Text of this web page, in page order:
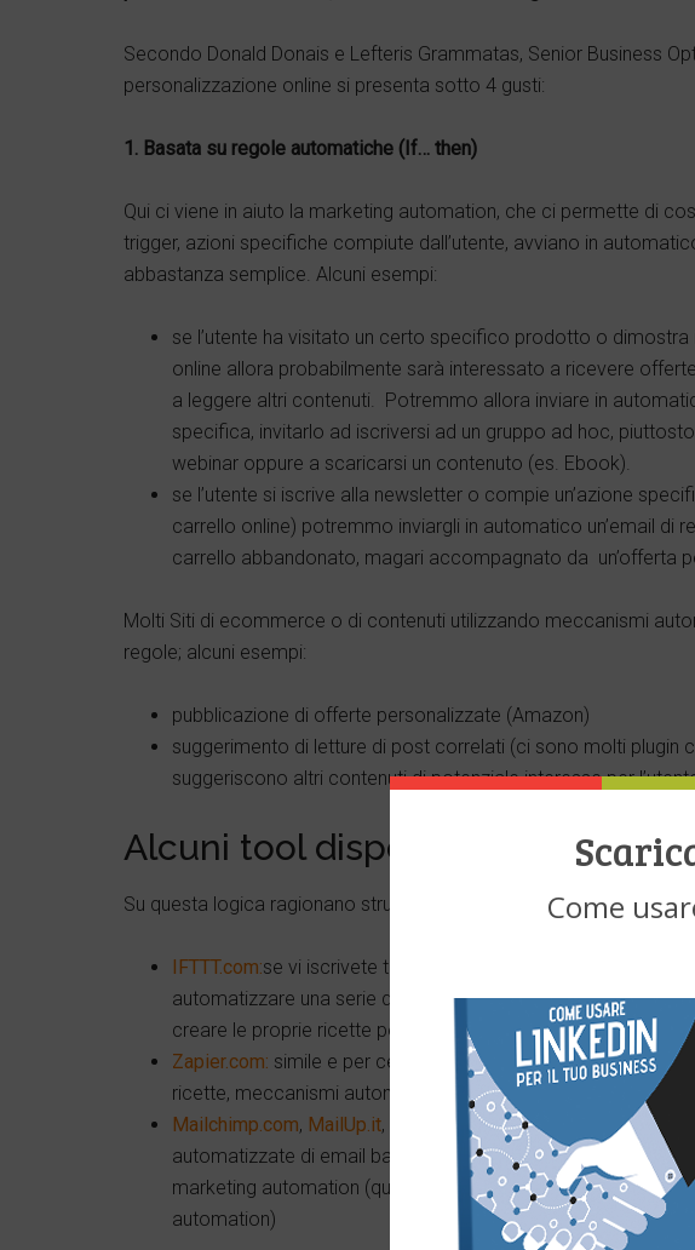
Secondo Donald Donais e Lefteris Grammatas, Senior Business
personalizzazione online si presenta sotto 4 gusti:
1. Basata su regole automatiche (If… then)
Qui ci viene in aiuto la marketing automation, che ci permette di
trigger, azioni specifiche compiute dall’utente, avviano in
abbastanza semplice. Alcuni esempi:
se l’utente ha visitato un certo specifico prodotto o
online allora probabilmente sarà interessato a ricevere
a leggere altri contenuti. Potremmo allora inviare in
specifica, invitarlo ad iscriversi ad un gruppo ad hoc,
webinar oppure a scaricarsi un contenuto (es. Ebook).
se l’utente si iscrive alla newsletter o compie un’azione
carrello online) potremmo inviargli in automatico un’email di
carrello abbandonato, magari accompagnato da un’offerta
Molti Siti di ecommerce o di contenuti utilizzando meccanismi
regole; alcuni esempi:
pubblicazione di offerte personalizzate (Amazon)
suggerimento di letture di post correlati (ci sono molti plugin
suggeriscono altri contenuti di potenziale interesse per
Alcuni tool disponibili
Su questa logica ragionano strumenti come:
IFTTT.com:se vi iscrivete trovate una serie di ricette che vi
automatizzare una serie di operazioni online; molto utile per i
creare le proprie ricette personalizzate
Zapier.com: simile e per certi versi forse più professionale di
ricette, meccanismi automatici che scattano in base ad
Mailchimp.com, MailUp.it, sitovivo.cometc. hanno introdotto
automatizzate di email basate su azioni ed eventi. Potete
marketing automation (qui un
mio postsu come ho utilizzato
automation)
Come